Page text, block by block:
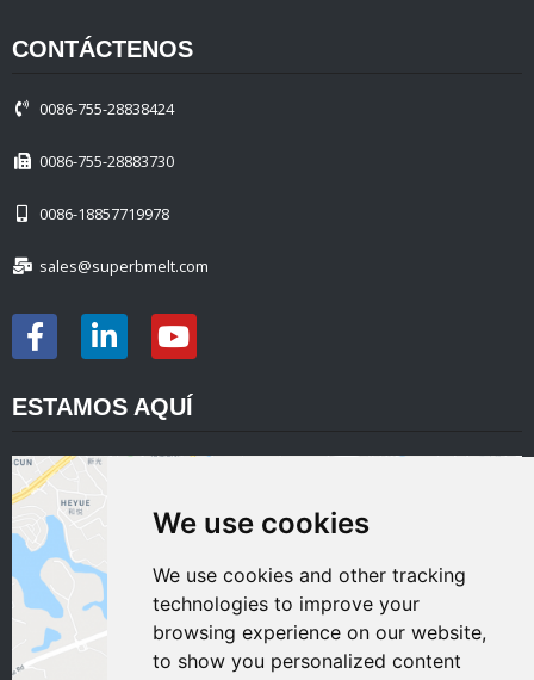
We use cookies
We use cookies and other tracking
technologies to improve your
browsing experience on our website,
to show you personalized content
CONTÁCTENOS
0086-755-28838424
0086-755-28883730
0086-18857719978
sales@superbmelt.com
ESTAMOS AQUÍ